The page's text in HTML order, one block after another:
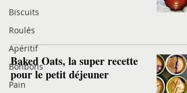
Biscuits
Roulés
Apéritif
Bonbons
Pain
Baked Oats, la super recette
pour le petit déjeuner